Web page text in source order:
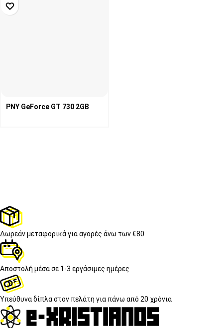
PNY GeForce GT 730 2GB
Δωρεάν μεταφορικάγια αγορές άνω των €80
Αποστολή μέσα σε 1-3 εργάσιμες ημέρες
Υπεύθυνα δίπλα στον πελάτη για πάνω από 20 χρόνια